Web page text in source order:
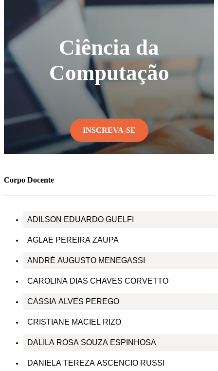
Ciência da
Computação
INSCREVA-SE
Corpo Docente
ADILSON EDUARDO GUELFI
AGLAE PEREIRA ZAUPA
ANDRÉ AUGUSTO MENEGASSI
CAROLINA DIAS CHAVES CORVETTO
CASSIA ALVES PEREGO
CRISTIANE MACIEL RIZO
DALILA ROSA SOUZA ESPINHOSA
DANIELA TEREZA ASCENCIO RUSSI